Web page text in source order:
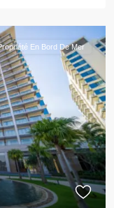
Next
En Bord De Mer